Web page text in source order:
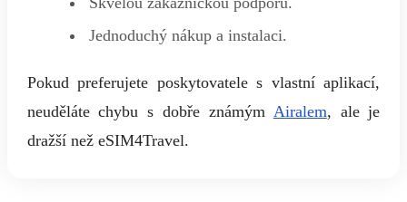
Jednoduchý nákup a instalaci.
Pokud preferujete poskytovatele s vlastní aplikací,
neuděláte chybu s dobře známým Airalem, ale je
dražší než eSIM4Travel.